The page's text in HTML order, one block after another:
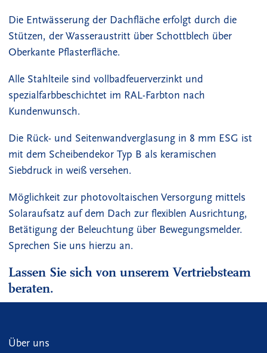
Die Entwässerung der Dachfläche erfolgt durch die
Stützen, der Wasseraustritt über Schottblech über
Oberkante Pflasterfläche.
Alle Stahlteile sind vollbadfeuerverzinkt und
spezialfarbbeschichtet im RAL-Farbton nach
Kundenwunsch.
Die Rück- und Seitenwandverglasung in 8 mm ESG ist
mit dem Scheibendekor Typ B als keramischen
Siebdruck in weiß versehen.
Möglichkeit zur photovoltaischen Versorgung mittels
Solaraufsatz auf dem Dach zur flexiblen Ausrichtung,
Betätigung der Beleuchtung über Bewegungsmelder.
Sprechen Sie uns hierzu an.
Lassen Sie sich von unserem Vertriebsteam
beraten.
Über uns